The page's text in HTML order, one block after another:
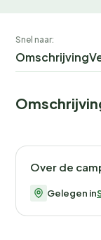
Snel naar:
Omschrijving
Over de
Gelegen in